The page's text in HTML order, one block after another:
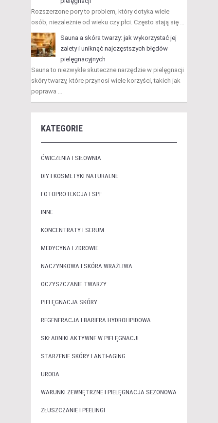
Rozszerzone pory to problem, który dotyka wiele
osób, niezależnie od wieku czy płci. Często stają się …
Sauna a skóra twarzy: jak wykorzystać jej
zalety i uniknąć najczęstszych błędów
pielęgnacyjnych
Sauna to niezwykle skuteczne narzędzie w pielęgnacji
skóry twarzy, które przynosi wiele korzyści, takich jak
poprawa …
KATEGORIE
ĆWICZENIA I SIŁOWNIA
DIY I KOSMETYKI NATURALNE
FOTOPROTEKCJA I SPF
INNE
KONCENTRATY I SERUM
MEDYCYNA I ZDROWIE
NACZYNKOWA I SKÓRA WRAŻLIWA
OCZYSZCZANIE TWARZY
PIELĘGNACJA SKÓRY
REGENERACJA I BARIERA HYDROLIPIDOWA
SKŁADNIKI AKTYWNE W PIELĘGNACJI
STARZENIE SKÓRY I ANTI-AGING
URODA
WARUNKI ZEWNĘTRZNE I PIELĘGNACJA SEZONOWA
ZŁUSZCZANIE I PEELINGI